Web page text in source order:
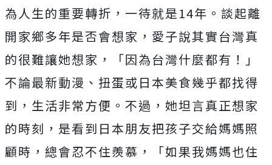
為人生的重要轉折，一待就是14年。談起離
開家鄉多年是否會想家，愛子說其實台灣真
的很難讓她想家，「因為台灣什麼都有！」
不論最新動漫、扭蛋或日本美食幾乎都找得
到，生活非常方便。不過，她坦言真正想家
的時刻，是看到日本朋友把孩子交給媽媽照
顧時，總會忍不住羨慕，「如果我媽媽也住